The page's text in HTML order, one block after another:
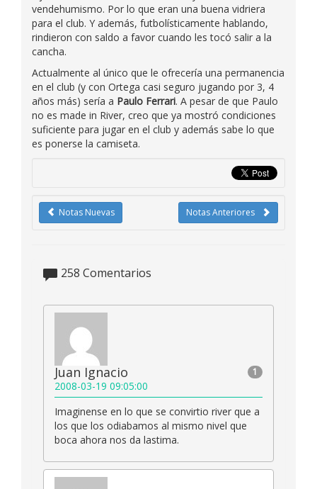
vendehumismo. Por lo que eran una buena vidriera
para el club. Y además, futbolísticamente hablando,
rindieron con saldo a favor cuando les tocó salir a la
cancha.
Actualmente al único que le ofrecería una permanencia
en el club (y con Ortega casi seguro jugando por 3, 4
años más) sería a Paulo Ferrari. A pesar de que Paulo
no es made in River, creo que ya mostró condiciones
suficiente para jugar en el club y además sabe lo que
es ponerse la camiseta.
Notas Anteriores
Notas Nuevas
258 Comentarios
1
Juan Ignacio
2008-03-19 09:05:00
Imaginense en lo que se convirtio river que a
los que los odiabamos al mismo nivel que
boca ahora nos da lastima.